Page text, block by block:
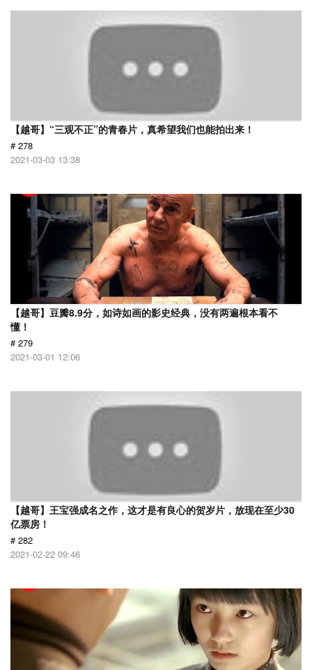
【越哥】“三观不正”的青春片，真希望我们也能拍出来！
# 278
2021-03-03 13:38
【越哥】豆瓣8.9分，如诗如画的影史经典，没有两遍根本看不
懂！
# 279
2021-03-01 12:06
【越哥】王宝强成名之作，这才是有良心的贺岁片，放现在至少30
亿票房！
# 282
2021-02-22 09:46